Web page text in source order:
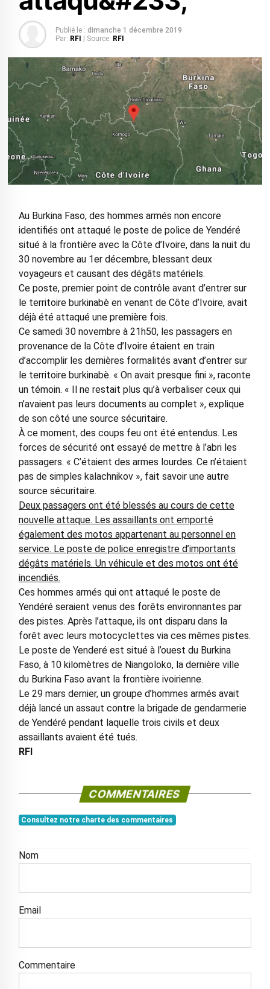
Publié le : dimanche 1 décembre 2019
Par: RFI | Source: RFI
Au Burkina Faso, des hommes armés non encore
identifiés ont attaqué le poste de police de Yendéré
situé à la frontière avec la Côte d’Ivoire, dans la nuit du
30 novembre au 1er décembre, blessant deux
voyageurs et causant des dégâts matériels.
Ce poste, premier point de contrôle avant d’entrer sur
le territoire burkinabè en venant de Côte d’Ivoire, avait
déjà été attaqué une première fois.
Ce samedi 30 novembre à 21h50, les passagers en
provenance de la Côte d’Ivoire étaient en train
d’accomplir les dernières formalités avant d’entrer sur
le territoire burkinabè. « On avait presque fini », raconte
un témoin. « Il ne restait plus qu’à verbaliser ceux qui
n’avaient pas leurs documents au complet », explique
de son côté une source sécuritaire.
À ce moment, des coups feu ont été entendus. Les
forces de sécurité ont essayé de mettre à l’abri les
passagers. « C’étaient des armes lourdes. Ce n’étaient
pas de simples kalachnikov », fait savoir une autre
source sécuritaire.
Deux passagers ont été blessés au cours de cette
nouvelle attaque. Les assaillants ont emporté
également des motos appartenant au personnel en
service. Le poste de police enregistre d’importants
dégâts matériels. Un véhicule et des motos ont été
incendiés.
Ces hommes armés qui ont attaqué le poste de
Yendéré seraient venus des forêts environnantes par
des pistes. Après l’attaque, ils ont disparu dans la
forêt avec leurs motocyclettes via ces mêmes pistes.
Le poste de Yenderé est situé à l’ouest du Burkina
Faso, à 10 kilomètres de Niangoloko, la dernière ville
du Burkina Faso avant la frontière ivoirienne.
Le 29 mars dernier, un groupe d’hommes armés avait
déjà lancé un assaut contre la brigade de gendarmerie
de Yendéré pendant laquelle trois civils et deux
assaillants avaient été tués.
RFI
COMMENTAIRES
Consultez notre charte des commentaires
Nom
Email
Commentaire